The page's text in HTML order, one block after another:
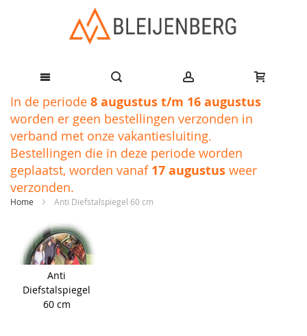
Ga
de
inhoud
In de periode 8 augustus t/m 16 augustus
worden er geen bestellingen verzonden in
verband met onze vakantiesluiting.
Bestellingen die in deze periode worden
geplaatst, worden vanaf 17 augustus weer
verzonden.
Home Anti Diefstalspiegel 60 cm
naar
het
einde
afbeeldingen-
Anti
Diefstalspiegel
60 cm